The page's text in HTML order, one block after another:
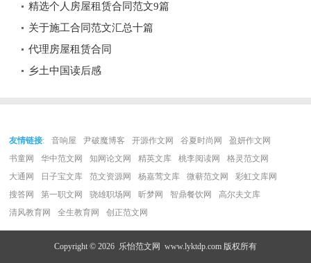
精选个人房屋租赁合同范文9篇
关于施工合同范文汇总十篇
代理房屋租赁合同
乡土中国读后感
友情链接: 音响屋 尹破魔博客 开源作文网 谷夏时尚网
盈妍作文网
书童网
华中范文网 知网论文网 精英文库 桃李阅读网
格灵范文网
大通网
日子宝文库 范文资源网 杨嘉莺文库 微蕲范文网
彩虹文库网
搜答网
第一职文网 骁雄职场网 昕梦网 智鼎餐饮网
高尔夫文库
清风教育网
全生教育网 创正范文网
Copyright © 2026 乐怡范文网 www.lyktdp.com 版权所有